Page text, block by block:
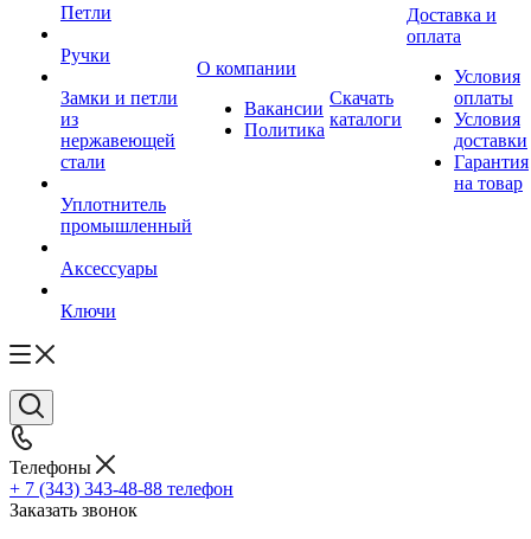
Петли
Ручки
Замки и петли
из
нержавеющей
стали
Уплотнитель
промышленный
Аксессуары
Ключи
О компании
Вакансии
Политика
Скачать
каталоги
Доставка и
оплата
Условия
оплаты
Условия
доставки
Гарантия
на товар
Телефоны
+ 7 (343) 343-48-88 телефон
Заказать звонок